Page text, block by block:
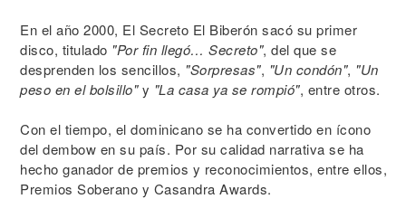
En el año 2000, El Secreto El Biberón sacó su primer
disco, titulado "Por fin llegó… Secreto", del que se
desprenden los sencillos, "Sorpresas", "Un condón", "Un
peso en el bolsillo"y "La casa ya se rompió", entre otros.
Con el tiempo, el dominicano se ha convertido en ícono
del dembow en su país. Por su calidad narrativa se ha
hecho ganador de premios y reconocimientos, entre ellos,
Premios Soberano y Casandra Awards.